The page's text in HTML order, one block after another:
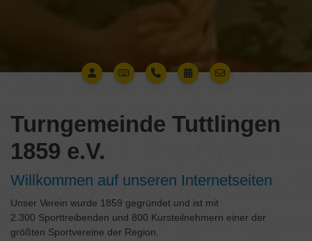
Turngemeinde Tuttlingen
1859 e.V.
Willkommen auf unseren Internetseiten
Unser Verein wurde 1859 gegründet und ist mit
2.300 Sporttreibenden und 800 Kursteilnehmern einer der
größten Sportvereine der Region.